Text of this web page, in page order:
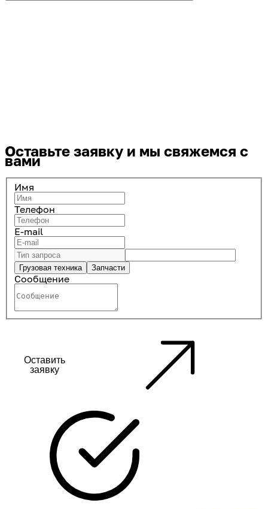
Оставьте заявку и мы свяжемся с
вами
Имя
Телефон
E-mail
Грузовая техника Запчасти
Сообщение
Оставить
заявку